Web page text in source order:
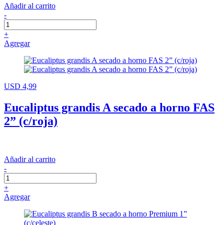
Añadir al carrito
-
+
Agregar
USD 4,99
Eucaliptus grandis A secado a horno FAS
2” (c/roja)
Añadir al carrito
-
+
Agregar